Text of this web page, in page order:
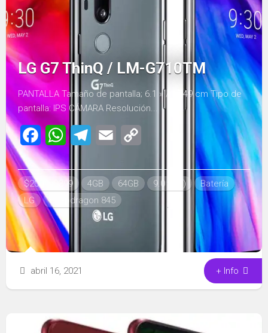
LG G7 ThinQ / LM-G710TM
PANTALLA Tamaño de pantalla; 6.1 » / 15,49 cm Tipo de
pantalla: IPS CÁMARA Resolución...
FacebookWhatsAppTelegramEmail
$200 a $399 4GB 64GB 9.0 (Pie)
Batería
LG
Snapdragon 845
abril 16, 2021 + Info